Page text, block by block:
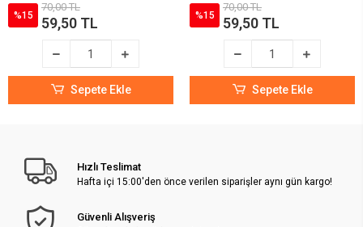
%15
70,00 TL
59,50 TL
Sepete Ekle
%15
70,00 TL
59,50 TL
Sepete Ekle
Hızlı Teslimat
Hafta içi 15:00'den önce verilen siparişler aynı gün kargo!
Güvenli Alışveriş